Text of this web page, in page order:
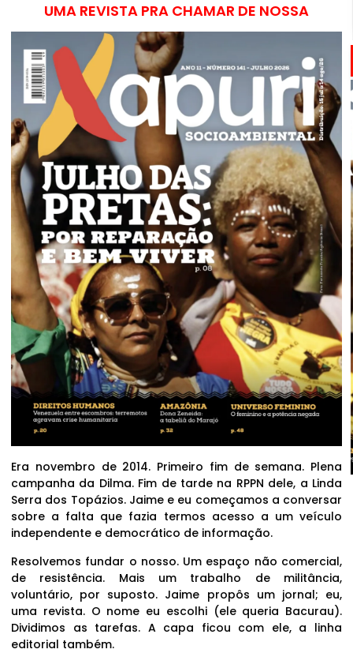
UMA REVISTA PRA CHAMAR DE NOSSA
Era novembro de 2014. Primeiro fim de semana. Plena
campanha da Dilma. Fim de tarde na RPPN dele, a Linda
Serra dos Topázios. Jaime e eu começamos a conversar
sobre a falta que fazia termos acesso a um veículo
independente e democrático de informação.
Resolvemos fundar o nosso. Um espaço não comercial,
de resistência. Mais um trabalho de militância,
voluntário, por suposto. Jaime propôs um jornal; eu,
uma revista. O nome eu escolhi (ele queria Bacurau).
Dividimos as tarefas. A capa ficou com ele, a linha
editorial também.